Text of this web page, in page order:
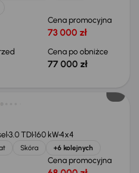
Cena promocyjna
73 000 zł
Cena po obniżce
77 000 zł
3.0 TDI160 kW4x4
Skóra +6 kolejnych
Cena promocyjna